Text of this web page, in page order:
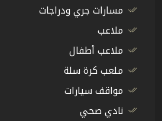
مسارات جري ودراجات
ملاعب
ملاعب أطفال
ملعب كرة سلة
مواقف سيارات
نادي صحي